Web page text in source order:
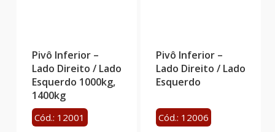
Pivô Inferior –
Lado Direito / Lado
Esquerdo 1000kg,
1400kg
Cód.: 12001
Pivô Inferior –
Lado Direito / Lado
Esquerdo
Cód.: 12006